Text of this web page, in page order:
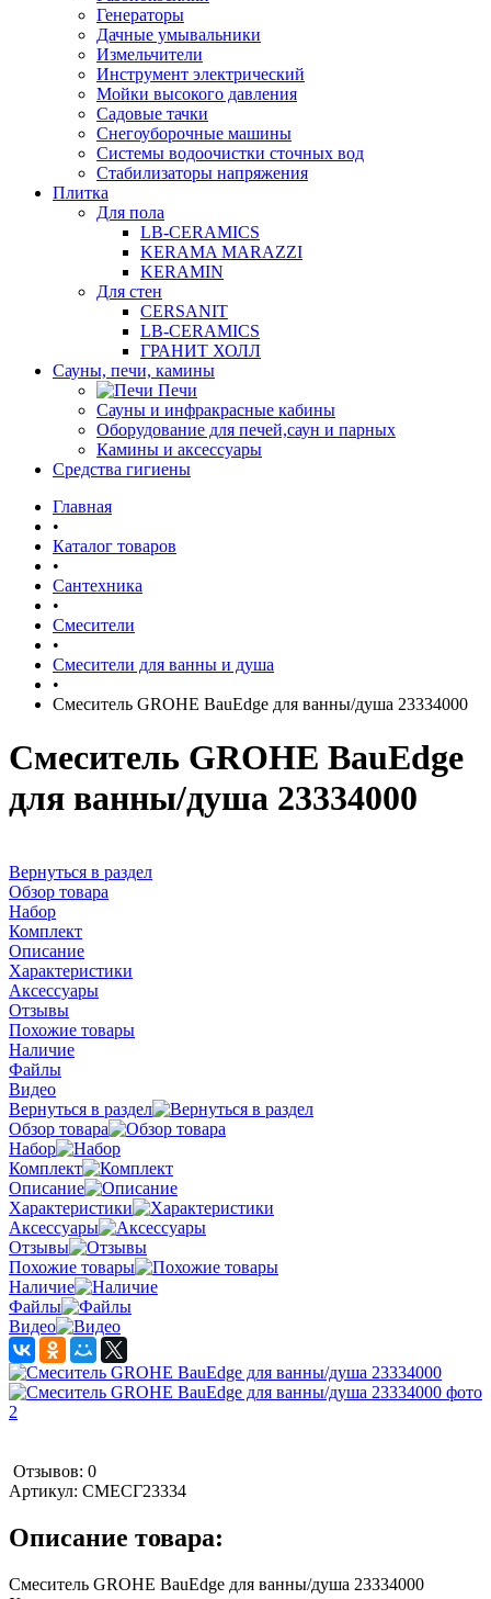
Генераторы
Дачные умывальники
Измельчители
Инструмент электрический
Мойки высокого давления
Садовые тачки
Снегоуборочные машины
Системы водоочистки сточных вод
Стабилизаторы напряжения
Плитка
Для пола
LB-CERAMICS
KERAMA MARAZZI
KERAMIN
Для стен
CERSANIT
LB-CERAMICS
ГРАНИТ ХОЛЛ
Сауны, печи, камины
Печи
Сауны и инфракрасные кабины
Оборудование для печей,саун и парных
Камины и аксессуары
Средства гигиены
Главная
•
Каталог товаров
•
Сантехника
•
Смесители
•
Смесители для ванны и душа
•
Смеситель GROHE BauEdge для ванны/душа 23334000
Смеситель GROHE BauEdge
для ванны/душа 23334000
Вернуться в раздел
Обзор товара
Набор
Комплект
Описание
Характеристики
Аксессуары
Отзывы
Похожие товары
Наличие
Файлы
Видео
Вернуться в раздел
Обзор товара
Набор
Комплект
Описание
Характеристики
Аксессуары
Отзывы
Похожие товары
Наличие
Файлы
Видео
Отзывов: 0
Артикул: СМЕСГ23334
Описание товара:
Смеситель GROHE BauEdge для ванны/душа 23334000